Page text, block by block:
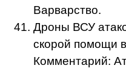
Варварство.
Дроны ВСУ
скорой помощи
Комментарий: